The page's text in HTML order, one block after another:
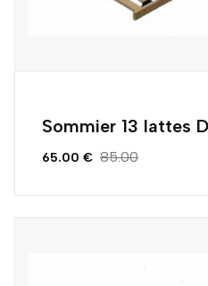
Sommier 13 lattes
65.00 € 85.00